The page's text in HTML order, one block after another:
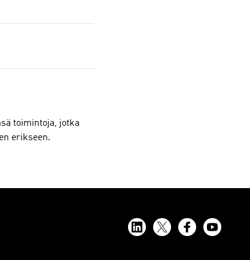
toimintoja, jotka
erikseen.